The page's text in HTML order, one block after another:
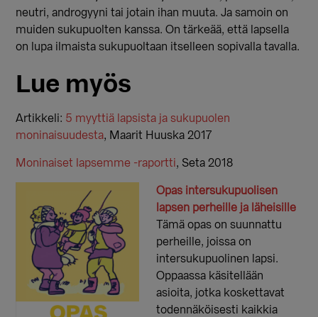
neutri, androgyyni tai jotain ihan muuta. Ja samoin on
muiden sukupuolten kanssa. On tärkeää, että lapsella
on lupa ilmaista sukupuoltaan itselleen sopivalla tavalla.
Lue myös
Artikkeli: 5 myyttiä lapsista ja sukupuolen
moninaisuudesta, Maarit Huuska 2017
Moninaiset lapsemme -raportti, Seta 2018
Opas intersukupuolisen
lapsen perheille ja läheisille
Tämä opas on suunnattu
perheille, joissa on
intersukupuolinen lapsi.
Oppaassa käsitellään
asioita, jotka koskettavat
todennäköisesti kaikkia